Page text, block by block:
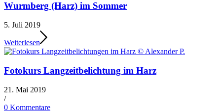
Wurmberg (Harz) im Sommer
5. Juli 2019
Weiterlesen
Fotokurs Langzeitbelichtung im Harz
21. Mai 2019
/
0 Kommentare